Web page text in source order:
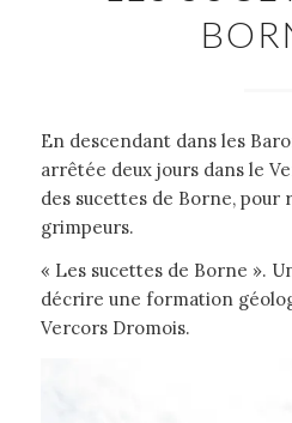
En descendant dans les
arrêtée deux jours dans le
des sucettes de Borne, pour
grimpeurs.
« Les sucettes de Borne ».
décrire une formation
Vercors Dromois.